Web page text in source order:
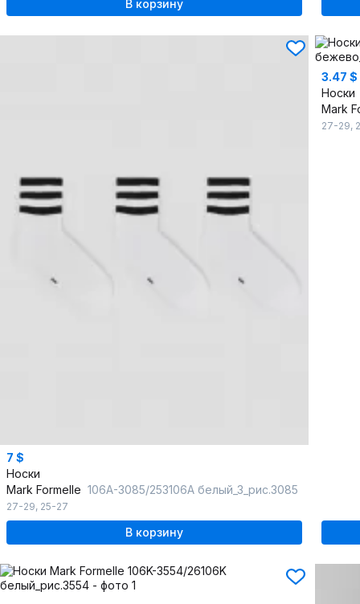
В корзину
7 $
Носки
Mark Formelle 106A-3085/253106A белый_3_рис.3085
27-29, 25-27
В корзину
3.47 $
Носки
Mark
27-29,